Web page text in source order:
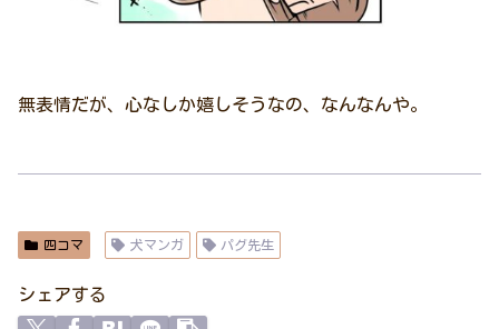
無表情だが、心なしか嬉しそうなの、なんなんや。
四コマ 犬マンガ パグ先生
シェアする